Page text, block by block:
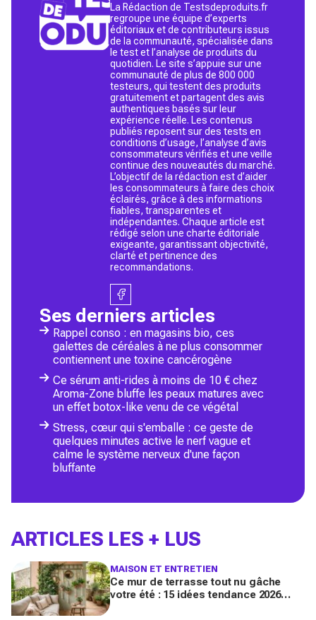
La Rédaction de Testsdeproduits.fr
regroupe une équipe d’experts
éditoriaux et de contributeurs issus
de la communauté, spécialisée dans
le test et l’analyse de produits du
quotidien. Le site s’appuie sur une
communauté de plus de 800 000
testeurs, qui testent des produits
gratuitement et partagent des avis
authentiques basés sur leur
expérience réelle. Les contenus
publiés reposent sur des tests en
conditions d’usage, l’analyse d’avis
consommateurs vérifiés et une veille
continue des nouveautés du marché.
L’objectif de la rédaction est d’aider
les consommateurs à faire des choix
éclairés, grâce à des informations
fiables, transparentes et
indépendantes. Chaque article est
rédigé selon une charte éditoriale
exigeante, garantissant objectivité,
clarté et pertinence des
recommandations.
Ses derniers articles
Rappel conso : en magasins bio, ces
galettes de céréales à ne plus consommer
contiennent une toxine cancérogène
Ce sérum anti-rides à moins de 10 € chez
Aroma-Zone bluffe les peaux matures avec
un effet botox-like venu de ce végétal
Stress, cœur qui s'emballe : ce geste de
quelques minutes active le nerf vague et
calme le système nerveux d'une façon
bluffante
ARTICLES LES + LUS
MAISON ET ENTRETIEN
Ce mur de terrasse tout nu gâche
votre été : 15 idées tendance 2026